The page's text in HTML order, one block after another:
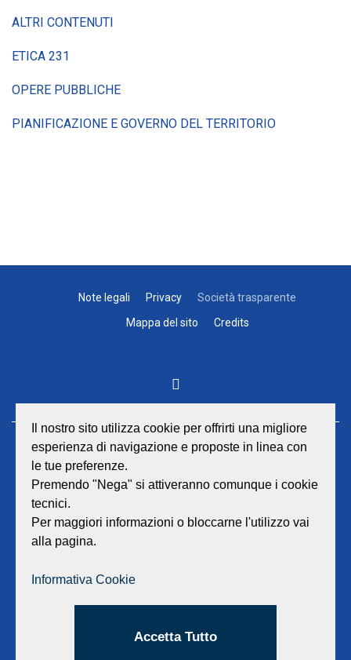
ALTRI CONTENUTI
ETICA 231
OPERE PUBBLICHE
PIANIFICAZIONE E GOVERNO DEL TERRITORIO
Note legali Privacy
Società trasparente
Mappa del sito
Credits
GEAT Srl
Sede legale e amministrativa:
Viale Lombardia 17 - 47838 Riccione
Capitale sociale euro 12.233.943,00 I.V.
©GEAT Srl| All Rights Reserved.
Il nostro sito utilizza cookie per offrirti una migliore
esperienza di navigazione e proposte in linea con
le tue preferenze.
Premendo "Nega" si attiveranno comunque i cookie
tecnici.
Per maggiori informazioni o bloccarne l'utilizzo vai
alla pagina.
Informativa Cookie
Accetta Tutto